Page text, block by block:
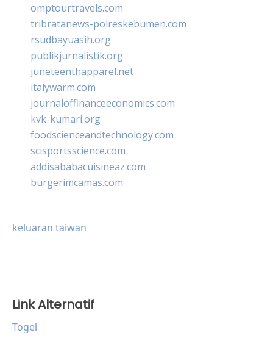
omptourtravels.com
tribratanews-polreskebumen.com
rsudbayuasih.org
publikjurnalistik.org
juneteenthapparel.net
italywarm.com
journaloffinanceeconomics.com
kvk-kumari.org
foodscienceandtechnology.com
scisportsscience.com
addisababacuisineaz.com
burgerimcamas.com
keluaran taiwan
Link Alternatif
Togel